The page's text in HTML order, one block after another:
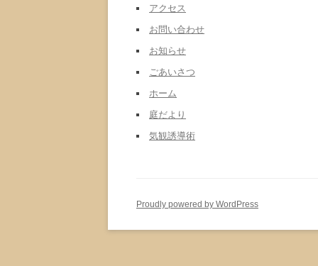
アクセス
お問い合わせ
お知らせ
ごあいさつ
ホーム
庭だより
気観誘導術
Proudly powered by WordPress